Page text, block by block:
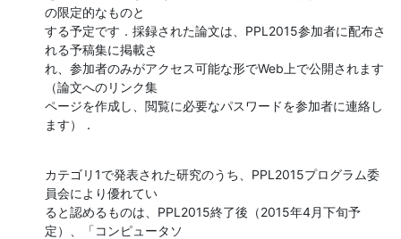
の限定的なものと
する予定です．採録された論文は、PPL2015参加者に配布さ
れる予稿集に掲載さ
れ、参加者のみがアクセス可能な形でWeb上で公開されます
（論文へのリンク集
ページを作成し、閲覧に必要なパスワードを参加者に連絡し
ます）．
カテゴリ1で発表された研究のうち、PPL2015プログラム委
員会により優れてい
ると認めるものは、PPL2015終了後（2015年4月下旬予
定）、「コンピュータソ